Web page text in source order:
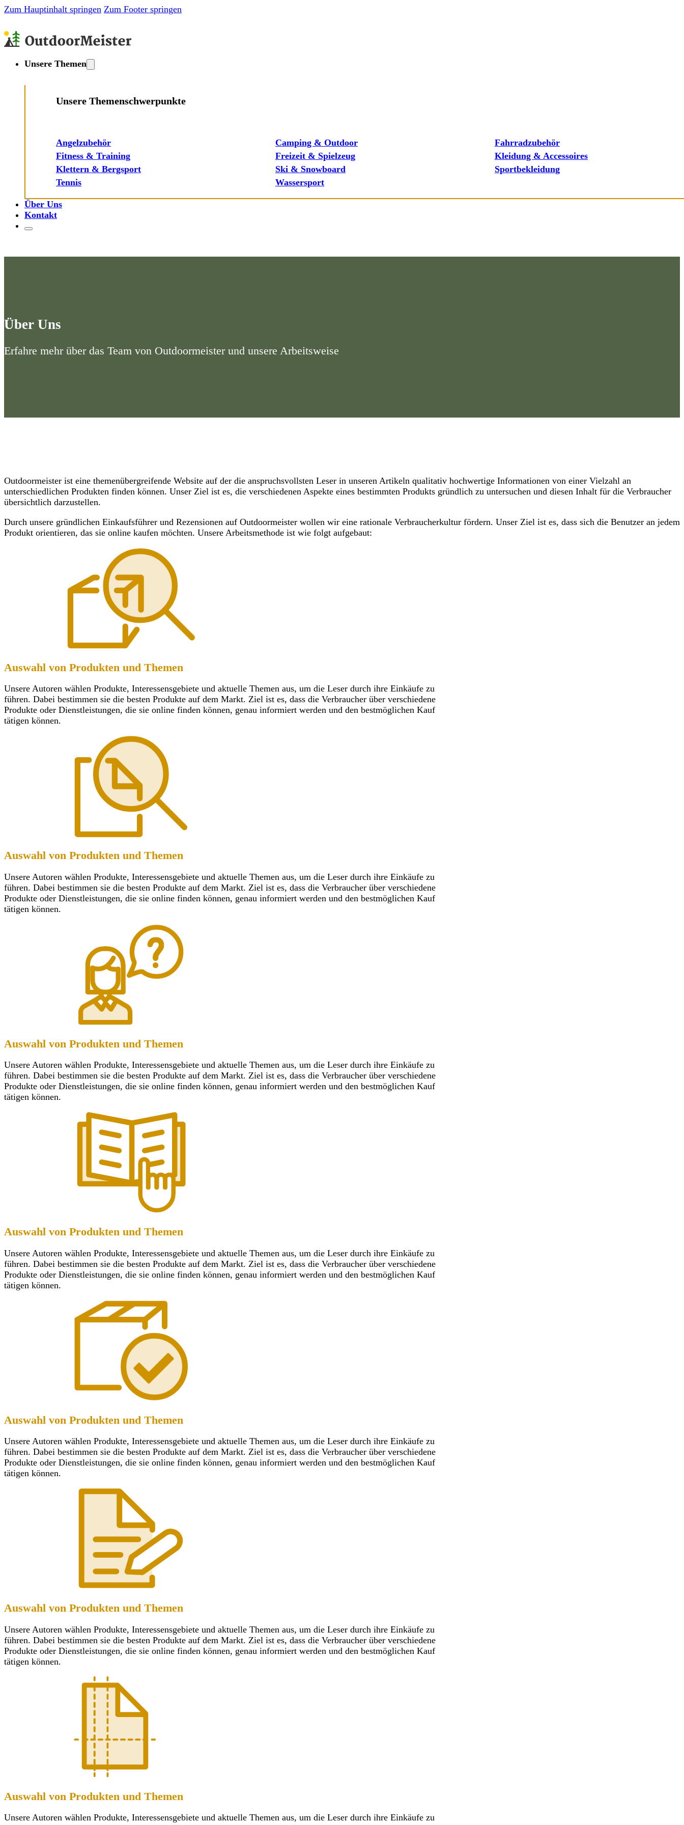
Zum Hauptinhalt springen Zum Footer springen
Unsere Themen
Unsere Themenschwerpunkte
Angelzubehör Camping & Outdoor
Fahrradzubehör
Fitness & Training
Freizeit & Spielzeug
Kleidung & Accessoires
Klettern & Bergsport
Ski & Snowboard
Sportbekleidung
Tennis
Wassersport
Über Uns
Kontakt
Über Uns
Erfahre mehr über das Team von Outdoormeister und unsere Arbeitsweise
Outdoormeister ist eine themenübergreifende Website auf der die anspruchsvollsten Leser in unseren Artikeln qualitativ hochwertige Informationen von einer Vielzahl an
unterschiedlichen Produkten finden können. Unser Ziel ist es, die verschiedenen Aspekte eines bestimmten Produkts gründlich zu untersuchen und diesen Inhalt für die Verbraucher
übersichtlich darzustellen.
Durch unsere gründlichen Einkaufsführer und Rezensionen auf Outdoormeister wollen wir eine rationale Verbraucherkultur fördern. Unser Ziel ist es, dass sich die Benutzer an jedem
Produkt orientieren, das sie online kaufen möchten. Unsere Arbeitsmethode ist wie folgt aufgebaut:
Auswahl von Produkten und Themen
Unsere Autoren wählen Produkte, Interessensgebiete und aktuelle Themen aus, um die Leser durch ihre Einkäufe zu
führen. Dabei bestimmen sie die besten Produkte auf dem Markt. Ziel ist es, dass die Verbraucher über verschiedene
Produkte oder Dienstleistungen, die sie online finden können, genau informiert werden und den bestmöglichen Kauf
tätigen können.
Auswahl von Produkten und Themen
Unsere Autoren wählen Produkte, Interessensgebiete und aktuelle Themen aus, um die Leser durch ihre Einkäufe zu
führen. Dabei bestimmen sie die besten Produkte auf dem Markt. Ziel ist es, dass die Verbraucher über verschiedene
Produkte oder Dienstleistungen, die sie online finden können, genau informiert werden und den bestmöglichen Kauf
tätigen können.
Auswahl von Produkten und Themen
Unsere Autoren wählen Produkte, Interessensgebiete und aktuelle Themen aus, um die Leser durch ihre Einkäufe zu
führen. Dabei bestimmen sie die besten Produkte auf dem Markt. Ziel ist es, dass die Verbraucher über verschiedene
Produkte oder Dienstleistungen, die sie online finden können, genau informiert werden und den bestmöglichen Kauf
tätigen können.
Auswahl von Produkten und Themen
Unsere Autoren wählen Produkte, Interessensgebiete und aktuelle Themen aus, um die Leser durch ihre Einkäufe zu
führen. Dabei bestimmen sie die besten Produkte auf dem Markt. Ziel ist es, dass die Verbraucher über verschiedene
Produkte oder Dienstleistungen, die sie online finden können, genau informiert werden und den bestmöglichen Kauf
tätigen können.
Auswahl von Produkten und Themen
Unsere Autoren wählen Produkte, Interessensgebiete und aktuelle Themen aus, um die Leser durch ihre Einkäufe zu
führen. Dabei bestimmen sie die besten Produkte auf dem Markt. Ziel ist es, dass die Verbraucher über verschiedene
Produkte oder Dienstleistungen, die sie online finden können, genau informiert werden und den bestmöglichen Kauf
tätigen können.
Auswahl von Produkten und Themen
Unsere Autoren wählen Produkte, Interessensgebiete und aktuelle Themen aus, um die Leser durch ihre Einkäufe zu
führen. Dabei bestimmen sie die besten Produkte auf dem Markt. Ziel ist es, dass die Verbraucher über verschiedene
Produkte oder Dienstleistungen, die sie online finden können, genau informiert werden und den bestmöglichen Kauf
tätigen können.
Auswahl von Produkten und Themen
Unsere Autoren wählen Produkte, Interessensgebiete und aktuelle Themen aus, um die Leser durch ihre Einkäufe zu